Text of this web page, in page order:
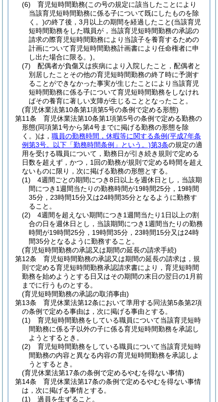
(6)
育児短時間勤務(この号の規定に該当したことにより
当該育児短時間勤務に係る子について既にしたものを除
く。)の終了後，3月以上の期間を経過したこと(当該育児
短時間勤務をした職員が，当該育児短時間勤務の承認の
請求の際育児短時間勤務により当該子を養育するための
計画について育児短時間勤務計画書により任命権者に申
し出た場合に限る。)。
(7)
配偶者が負傷又は疾病により入院したこと，配偶者と
別居したことその他の育児短時間勤務の終了時に予測す
ることができなかった事実が生じたことにより当該育児
短時間勤務に係る子について育児短時間勤務をしなけれ
ばその養育に著しい支障が生じることとなったこと。
(育児休業法第10条第1項第5号の条例で定める形態)
第11条
育児休業法第10条第1項第5号の条例で定める勤務の
形態(同項第1号から第4号までに掲げる勤務の形態を除
く。)は， 職員の勤務時間，休暇等に関する条例(平成7年条
例第3号。以下「勤務時間条例」という。)第3条の規定の適
用を受ける職員について，勤務日が引き続き規則で定める
日数を超えず，かつ，1回の勤務が規則で定める時間を超え
ないものに限り，次に掲げる勤務の形態とする。
(1)
4週間ごとの期間につき8日以上を週休日とし，当該期
間につき1週間当たりの勤務時間が19時間25分，19時間
35分，23時間15分又は24時間35分となるように勤務す
ること。
(2)
4週間を超えない期間につき1週間当たり1日以上の割
合の日を週休日とし，当該期間につき1週間当たりの勤務
時間が19時間25分，19時間35分，23時間15分又は24時
間35分となるように勤務すること。
(育児短時間勤務の承認又は期間の延長の請求手続)
第12条
育児短時間勤務の承認又は期間の延長の請求は，規
則で定める育児短時間勤務承認請求書により，育児短時間
勤務を始めようとする日又はその期間の末日の翌日の1月前
までに行うものとする。
(育児短時間勤務の承認の取消事由)
第13条
育児休業法第12条において準用する同法第5条第2項
の条例で定める事由は，次に掲げる事由とする。
(1)
育児短時間勤務をしている職員について当該育児短時
間勤務に係る子以外の子に係る育児短時間勤務を承認し
ようとするとき。
(2)
育児短時間勤務をしている職員について当該育児短時
間勤務の内容と異なる内容の育児短時間勤務を承認しよ
うとするとき。
(育児休業法第17条の条例で定めるやむを得ない事情)
第14条
育児休業法第17条の条例で定めるやむを得ない事情
は，次に掲げる事情とする。
(1)
過員を生ずること。